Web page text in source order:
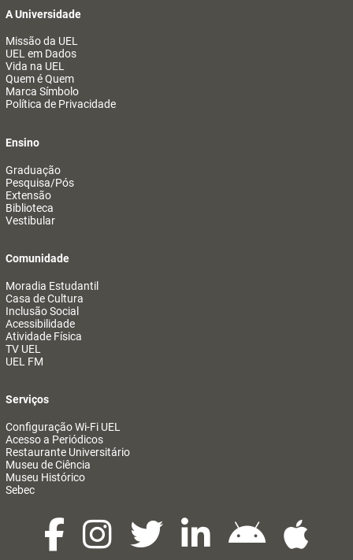
A Universidade
Missão da UEL
UEL em Dados
Vida na UEL
Quem é Quem
Marca Símbolo
Política de Privacidade
Ensino
Graduação
Pesquisa/Pós
Extensão
Biblioteca
Vestibular
Comunidade
Moradia Estudantil
Casa de Cultura
Inclusão Social
Acessibilidade
Atividade Física
TV UEL
UEL FM
Serviços
Configuração Wi-Fi UEL
Acesso a Periódicos
Restaurante Universitário
Museu de Ciência
Museu Histórico
Sebec